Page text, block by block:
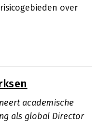
over
academische
als global Director